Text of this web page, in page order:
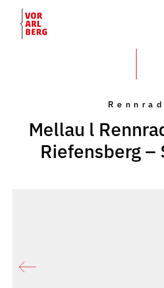
Rennrad
Mellau l
Riefensberg –